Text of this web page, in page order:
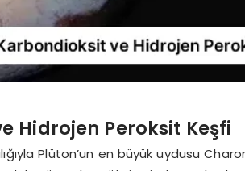
Hidrojen Peroksit Keşfi
Plüton’un en büyük uydusu